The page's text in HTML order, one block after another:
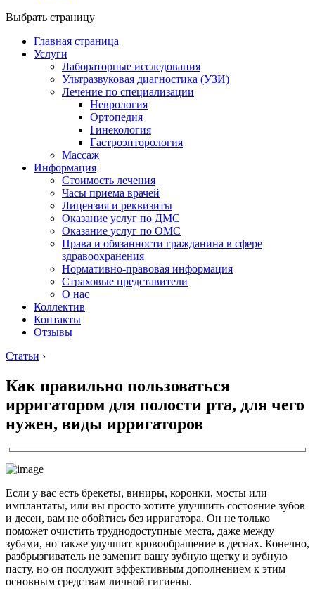
Выбрать страницу
Главная страница
Услуги
Лабораторные исследования
Ультразвуковая диагностика (УЗИ)
Лечение по специализации
Неврология
Ортопедия
Гинекология
Гастроэнторология
Массаж
Информация
Стоимость лечения
Часы приема врачей
Лицензия и реквизиты
Оказание услуг по ДМС
Оказание услуг по ОМС
Права и обязанности гражданина в сфере
здравоохранения
Нормативно-правовая информация
Страховые представители
О нас
Коллектив
Контакты
Отзывы
Статьи ›
Как правильно пользоваться
ирригатором для полости рта, для чего
нужен, виды ирригаторов
Если у вас есть брекеты, виниры, коронки, мосты или
имплантаты, или вы просто хотите улучшить состояние зубов
и десен, вам не обойтись без ирригатора. Он не только
поможет очистить труднодоступные места, даже между
зубами, но также улучшит кровообращение в деснах. Конечно,
разбрызгиватель не заменит вашу зубную щетку и зубную
пасту, но он послужит эффективным дополнением к этим
основным средствам личной гигиены.